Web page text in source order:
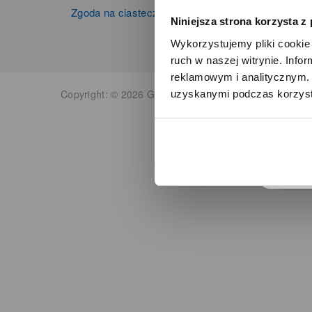
Niniejsza strona korzysta z
Wykorzystujemy pliki
ruch w naszej witrynie.
reklamowym i
uzyskanymi podczas
Zgoda na ciasteczka
Copyright: © 2026 Grupa Zibi S.A. Wszelkie prawa